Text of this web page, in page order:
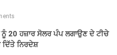
20 ਹਜ਼ਾਰ ਸੋਲਰ ਪੰਪ ਲਗਾਉਣ ਦੇ ਟੀਚੇ
ਨਿਰਦੇਸ਼